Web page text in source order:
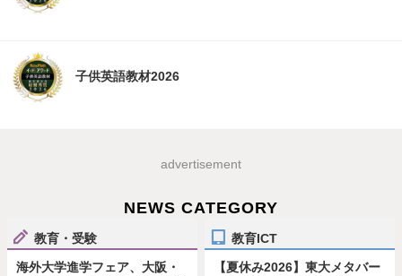
子供英語教材2026
advertisement
NEWS CATEGORY
教育・受験
海外大学進学フェア、大阪・
教育ICT
【夏休み2026】東大メタバー